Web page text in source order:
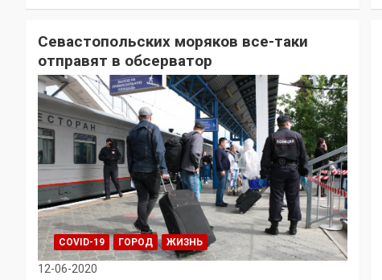
Севастопольских моряков все-таки
отправят в обсерватор
COVID-19 ГОРОД ЖИЗНЬ
12-06-2020